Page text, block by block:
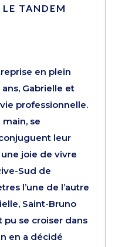
TANDEM
en plein
Gabrielle et
professionnelle.
se
leur
joie de vivre
Sud de
l’une de l’autre
Saint-Bruno
se croiser dans
en a décidé